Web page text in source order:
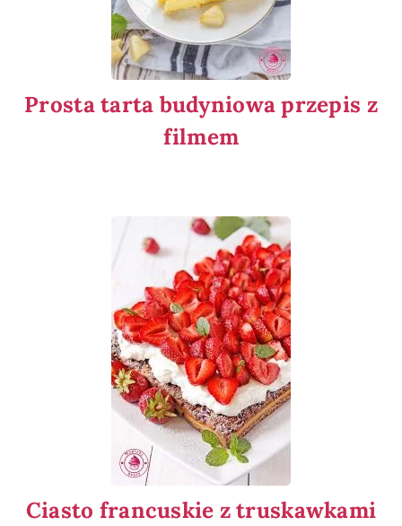
Prosta tarta budyniowa przepis z
filmem
Ciasto francuskie z truskawkami